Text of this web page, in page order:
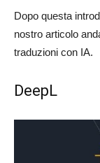
Dopo questa
nostro articolo
traduzioni con IA.
DeepL